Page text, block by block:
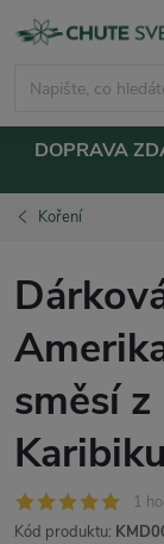
Přejít
DOPRAVA
Koření
směsí
Karibiku
1
Kód produktu: